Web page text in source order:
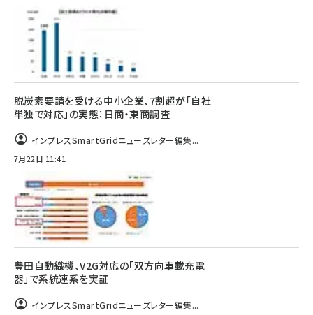
脱炭素要請を受ける中小企業、7割超が「自社
単独で対応」の実態：日商・東商調査
インプレスSmartGridニューズレター編集...
7月22日 11:41
豊田自動織機、V2G対応の「双方向車載充電
器」で系統連系を実証
インプレスSmartGridニューズレター編集...